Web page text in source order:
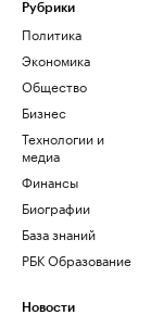
Рубрики
Политика
Экономика
Общество
Бизнес
Технологии и
медиа
Финансы
Биографии
База знаний
РБК Образование
Новости